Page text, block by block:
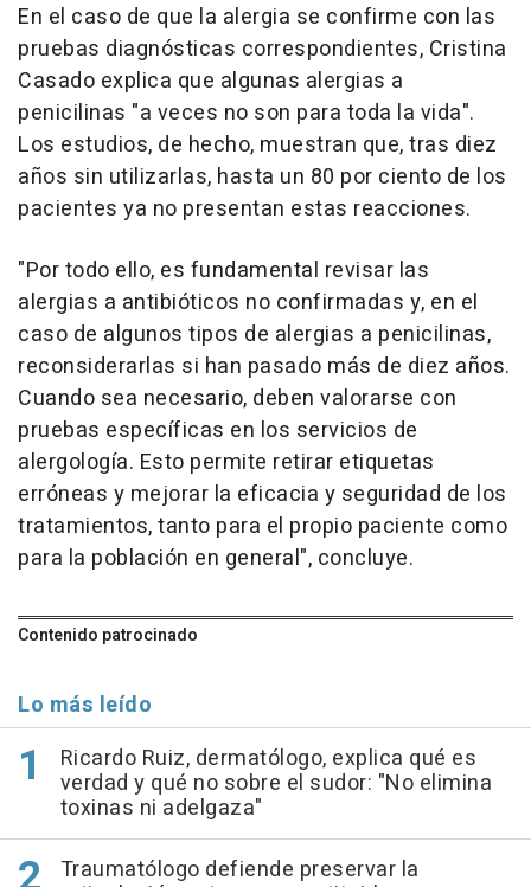
En el caso de que la alergia se confirme con las
pruebas diagnósticas correspondientes, Cristina
Casado explica que algunas alergias a
penicilinas "a veces no son para toda la vida".
Los estudios, de hecho, muestran que, tras diez
años sin utilizarlas, hasta un 80 por ciento de los
pacientes ya no presentan estas reacciones.
"Por todo ello, es fundamental revisar las
alergias a antibióticos no confirmadas y, en el
caso de algunos tipos de alergias a penicilinas,
reconsiderarlas si han pasado más de diez años.
Cuando sea necesario, deben valorarse con
pruebas específicas en los servicios de
alergología. Esto permite retirar etiquetas
erróneas y mejorar la eficacia y seguridad de los
tratamientos, tanto para el propio paciente como
para la población en general", concluye.
Contenido patrocinado
Lo más leído
Ricardo Ruiz, dermatólogo, explica qué es
verdad y qué no sobre el sudor: "No elimina
toxinas ni adelgaza"
Traumatólogo defiende preservar la